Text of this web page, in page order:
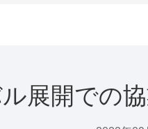
展開での